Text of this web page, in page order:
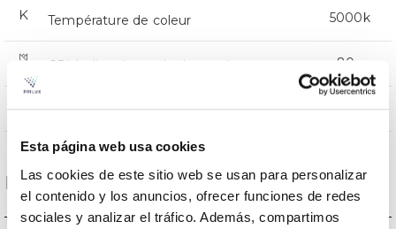
Esta página web usa cookies
Las cookies de este sitio web se usan para personalizar
el contenido y los anuncios, ofrecer funciones de redes
sociales y analizar el tráfico. Además, compartimos
Température de coleur 5000k
CRI Indice de rendu des couleurs ≥80
Angle d’ouverture 100
Logement et finition